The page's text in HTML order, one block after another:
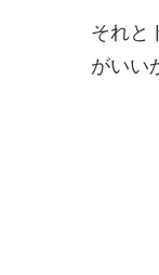
それと
がいい